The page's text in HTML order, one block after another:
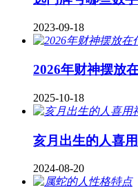
2023-09-18
2026年财神摆放
2025-10-18
亥月出生的人喜
2024-08-20